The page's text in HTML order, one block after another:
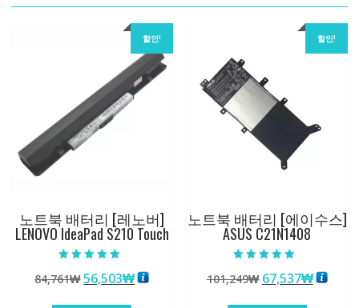
할인!
노트북 배터리 [레노버]
LENOVO IdeaPad S210 Touch
5.00
로 평가됨
84,761₩원
56,503₩현
할인!
노트북 배터리 [에이수스]
ASUS C21N1408
4.50
로 평가됨
101,249₩ 원
67,537₩현